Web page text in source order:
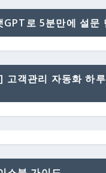
로 5분만에 설문
고객관리 자동화 하